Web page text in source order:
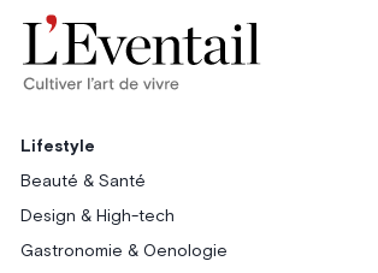
Lifestyle
Beauté & Santé
Design & High-tech
Gastronomie & Oenologie